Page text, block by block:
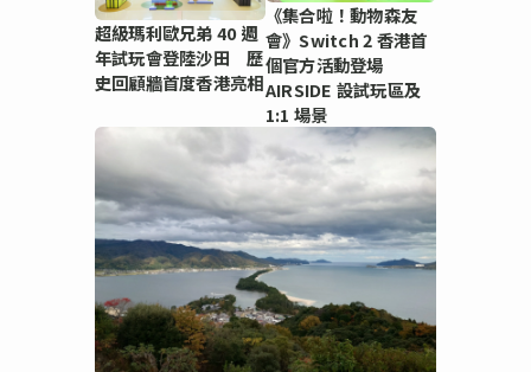
超級瑪利歐兄弟 40 週
年試玩會登陸沙田 歷
史回顧牆首度香港亮相
《集合啦！動物森友
會》Switch 2 香港首
個官方活動登場
AIRSIDE 設試玩區及
1:1 場景